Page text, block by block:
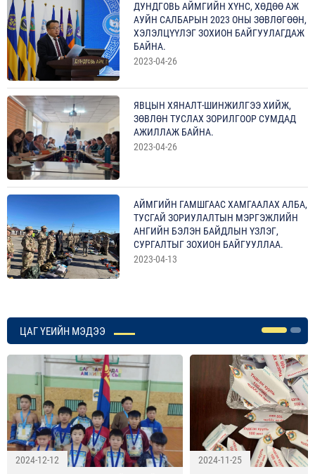
ДУНДГОВЬ АЙМГИЙН ХҮНС, ХӨДӨӨ АЖ
АУЙН САЛБАРЫН 2023 ОНЫ ЗӨВЛӨГӨӨН,
ХЭЛЭЛЦҮҮЛЭГ ЗОХИОН БАЙГУУЛАГДАЖ
БАЙНА.
2023-04-26
ЯВЦЫН ХЯНАЛТ-ШИНЖИЛГЭЭ ХИЙЖ,
ЗӨВЛӨН ТУСЛАХ ЗОРИЛГООР СУМДАД
АЖИЛЛАЖ БАЙНА.
2023-04-26
АЙМГИЙН ГАМШГААС ХАМГААЛАХ АЛБА,
ТУСГАЙ ЗОРИУЛАЛТЫН МЭРГЭЖЛИЙН
АНГИЙН БЭЛЭН БАЙДЛЫН ҮЗЛЭГ,
СУРГАЛТЫГ ЗОХИОН БАЙГУУЛЛАА.
2023-04-13
ЦАГ ҮЕИЙН МЭДЭЭ
2024-12-12
2024-11-25